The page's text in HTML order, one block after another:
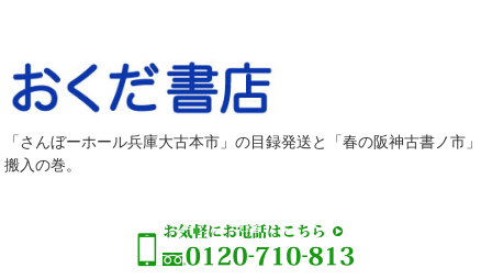
「さんぼーホール兵庫大古本市」の目録発送と「春の阪神古書ノ市」
搬入の巻。